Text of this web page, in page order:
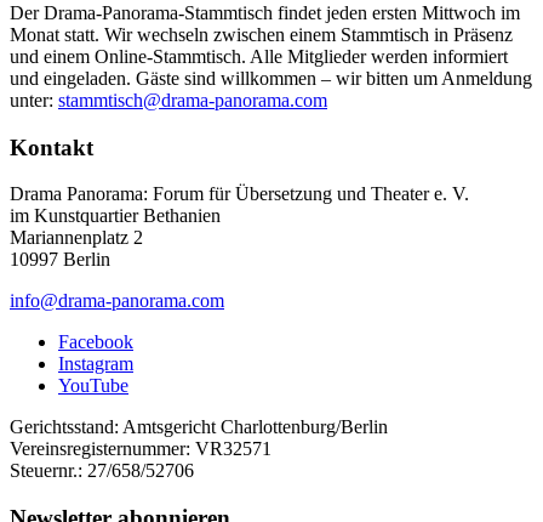
Der Drama-Panorama-Stammtisch findet jeden ersten Mittwoch im
Monat statt. Wir wechseln zwischen einem Stammtisch in Präsenz
und einem Online-Stammtisch. Alle Mitglieder werden informiert
und eingeladen. Gäste sind willkommen – wir bitten um Anmeldung
unter: stammtisch@drama-panorama.com
Kontakt
Drama Panorama: Forum für Übersetzung und Theater e. V.
im Kunstquartier Bethanien
Mariannenplatz 2
10997 Berlin
info@drama-panorama.com
Facebook
Instagram
YouTube
Gerichtsstand: Amtsgericht Charlottenburg/Berlin
Vereinsregisternummer: VR32571
Steuernr.: 27/658/52706